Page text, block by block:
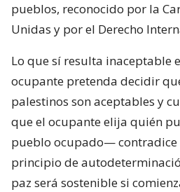
pueblos, reconocido por la
Unidas y por el Derecho
Lo que sí resulta inaceptable
ocupante pretenda decidir
palestinos son aceptables y
que el ocupante elija quién
pueblo ocupado— contradice
principio de
paz será sostenible si